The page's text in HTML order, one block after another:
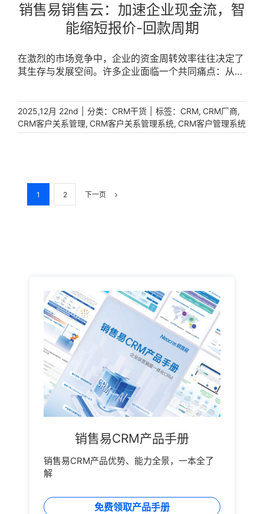
销售易销售云：加速企业现金流，智
能缩短报价-回款周期
在激烈的市场竞争中，企业的资金周转效率往往决定了
其生存与发展空间。许多企业面临一个共同痛点：从销
批流程卡顿，交付与开票脱节，应收账款无人跟进……
这些数据断点让“报价-回款”这条企业生命线变得迟缓而
脆弱。现代CRM系统的核心价值之一，正是通过整合全
2025,12月 22nd 分类： CRM干货 标签： CRM, CRM厂商,
CRM客户关系管理, CRM客户关系管理系统, CRM客户管理系统
1 2 下一页
销售易CRM产品手册
销售易CRM产品优势、能力全景，一本全了
解
免费领取产品手册